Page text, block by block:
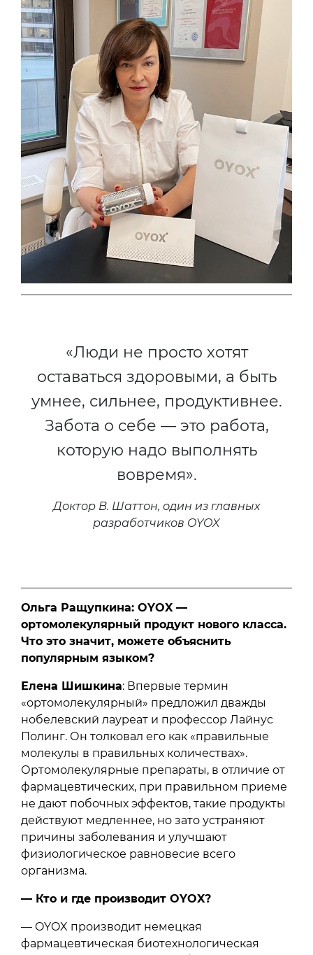
«Люди не просто хотят
оставаться здоровыми, а быть
умнее, сильнее, продуктивнее.
Забота о себе — это работа,
которую надо выполнять
вовремя».
Доктор В. Шаттон, один из главных
разработчиков OYOX
Ольга Ращупкина: OYOX —
ортомолекулярный продукт нового класса.
Что это значит, можете объяснить
популярным языком?
Елена Шишкина: Впервые термин
«ортомолекулярный» предложил дважды
нобелевский лауреат и профессор Лайнус
Полинг. Он толковал его как «правильные
молекулы в правильных количествах».
Ортомолекулярные препараты, в отличие от
фармацевтических, при правильном приеме
не дают побочных эффектов, такие продукты
действуют медленнее, но зато устраняют
причины заболевания и улучшают
физиологическое равновесие всего
организма.
— Кто и где производит OYOX?
— OYOX производит немецкая
фармацевтическая биотехнологическая